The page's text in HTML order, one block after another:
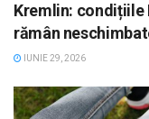
Kremlin: condițiile
rămân
IUNIE 29, 2026